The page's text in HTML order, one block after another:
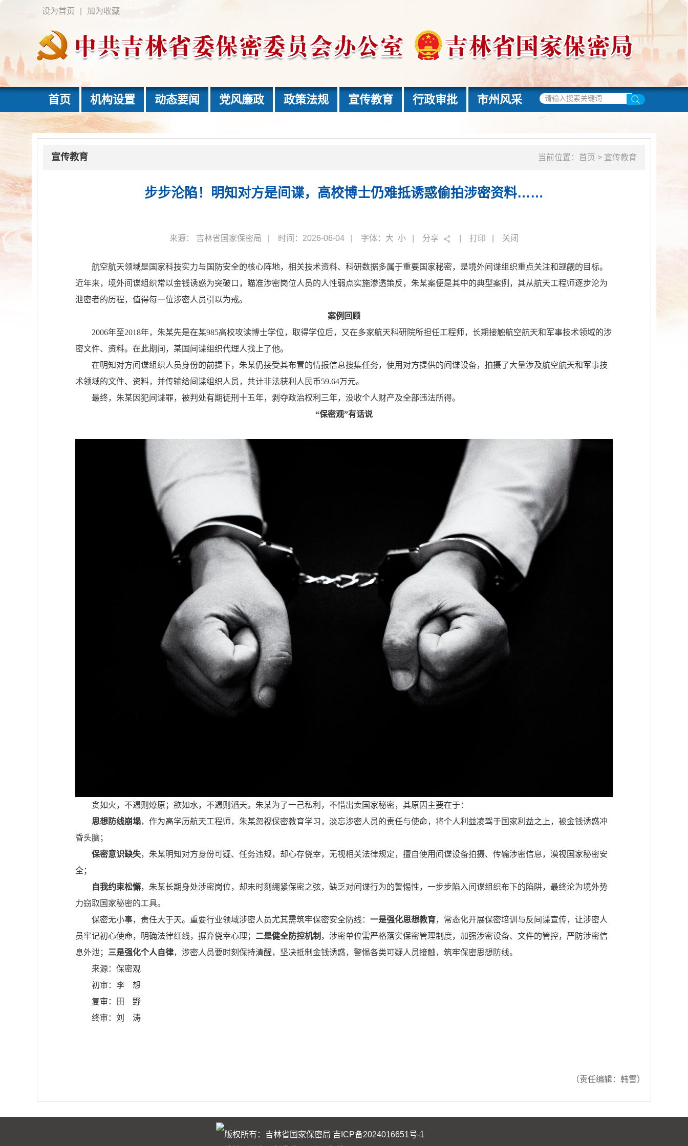
设为首页 加为收藏
首页 机构设置 动态要闻 党风廉政 政策法规 宣传教育 行政审批 市州风采
宣传教育 当前位置： 首页 > 宣传教育
步步沦陷！明知对方是间谍，高校博士仍难抵诱惑偷拍涉密资料……
来源： 吉林省国家保密局 时间：2026-06-04 字体： 大 小 分享 打印 关闭
航空航天领域是国家科技实力与国防安全的核心阵地，相关技术资料、科研数据多属于重要国家秘密，是境外间谍组织重点关注和觊觎的目标。
近年来，境外间谍组织常以金钱诱惑为突破口，瞄准涉密岗位人员的人性弱点实施渗透策反，朱某案便是其中的典型案例，其从航天工程师逐步沦为
泄密者的历程，值得每一位涉密人员引以为戒。
案例回顾
2006年至2018年，朱某先是在某985高校攻读博士学位，取得学位后，又在多家航天科研院所担任工程师，长期接触航空航天和军事技术领域的涉
密文件、资料。在此期间，某国间谍组织代理人找上了他。
在明知对方间谍组织人员身份的前提下，朱某仍接受其布置的情报信息搜集任务，使用对方提供的间谍设备，拍摄了大量涉及航空航天和军事技
术领域的文件、资料，并传输给间谍组织人员，共计非法获利人民币59.64万元。
最终，朱某因犯间谍罪，被判处有期徒刑十五年，剥夺政治权利三年，没收个人财产及全部违法所得。
“保密观”有话说
贪如火，不遏则燎原；欲如水，不遏则滔天。朱某为了一己私利，不惜出卖国家秘密，其原因主要在于：
思想防线崩塌，作为高学历航天工程师，朱某忽视保密教育学习，淡忘涉密人员的责任与使命，将个人利益凌驾于国家利益之上，被金钱诱惑冲
昏头脑；
保密意识缺失，朱某明知对方身份可疑、任务违规，却心存侥幸，无视相关法律规定，擅自使用间谍设备拍摄、传输涉密信息，漠视国家秘密安
全；
自我约束松懈，朱某长期身处涉密岗位，却未时刻绷紧保密之弦，缺乏对间谍行为的警惕性，一步步陷入间谍组织布下的陷阱，最终沦为境外势
力窃取国家秘密的工具。
保密无小事，责任大于天。重要行业领域涉密人员尤其需筑牢保密安全防线： 一是强化思想教育，常态化开展保密培训与反间谍宣传，让涉密人
员牢记初心使命，明确法律红线，摒弃侥幸心理； 二是健全防控机制 ，涉密单位需严格落实保密管理制度，加强涉密设备、文件的管控，严防涉密信
息外泄； 三是强化个人自律，涉密人员要时刻保持清醒，坚决抵制金钱诱惑，警惕各类可疑人员接触，筑牢保密思想防线。
来源：保密观
初审：李 想
复审：田 野
终审：刘 涛
（责任编辑： 韩雪）
版权所有：吉林省国家保密局 吉ICP备2024016651号-1